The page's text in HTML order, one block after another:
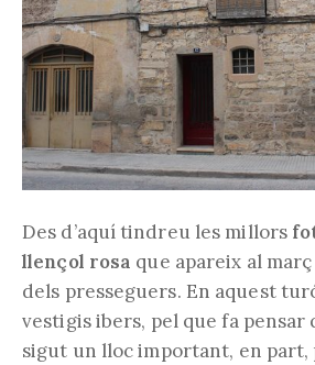
Des d’aquí tindreu les millors
llençol rosa que apareix al
dels presseguers. En aquest
vestigis ibers, pel que fa pensar
sigut un lloc important, en part,